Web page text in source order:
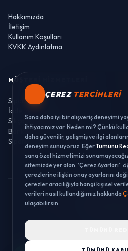
Hakkımızda
İletişim
Kullanım Koşulları
KVKK Aydınlatma
MÜŞTERI HIZMETLERI
Sipariş Takibi
İade ve Değişim
Sıkça Sorulan Sorular
Banka Hesaplarımız
Sipariş Takibi
© 2026 LUSTWAY. TÜM
ÇEREZ TERCIHLERI
Sana daha iyi bir alışveriş deneyimi
ihtiyacımız var. Neden mi? Çünkü
daha güvenilir, gelişmiş ve ilgi
deneyim sunuyoruz. EğerTümünü
sana özel hizmetimizi
sitemizde yer alan “Çerez Ayarları”
çerezlerine ilişkin onay ayarlarını
çerezler aracılığıyla hangi kişisel
verileri nasıl kullandığımız hakkında
ulaşabilirsin.